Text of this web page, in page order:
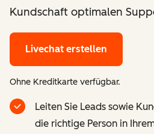
Kundschaft optimalen
Livechat erstellen
Ohne Kreditkarte verfügbar.
Leiten Sie Leads sowie
die richtige Person in